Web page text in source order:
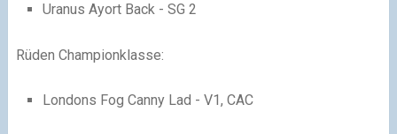
Uranus Ayort Back - SG 2
Rüden Championklasse:
Londons Fog Canny Lad - V1, CAC